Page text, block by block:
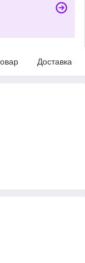
Доставка